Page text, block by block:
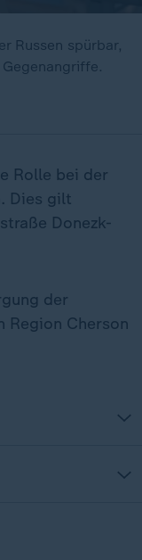
Russen spürbar,
Rolle bei der
Dies gilt
Donezk-
der
Region Cherson